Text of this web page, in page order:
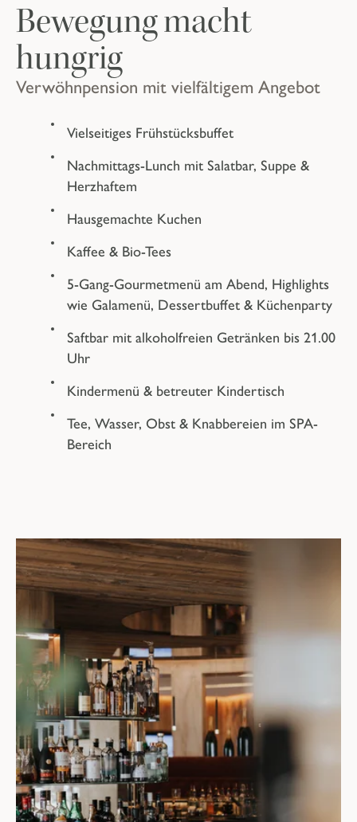
Verwöhnpension mit vielfältigem Angebot
Bewegung macht
hungrig
Vielseitiges Frühstücksbuffet
Nachmittags-Lunch mit Salatbar, Suppe &
Herzhaftem
Hausgemachte Kuchen
Kaffee & Bio-Tees
5-Gang-Gourmetmenü am Abend, Highlights
wie Galamenü, Dessertbuffet & Küchenparty
Saftbar mit alkoholfreien Getränken bis 21.00
Uhr
Kindermenü & betreuter Kindertisch
Tee, Wasser, Obst & Knabbereien im SPA-
Bereich